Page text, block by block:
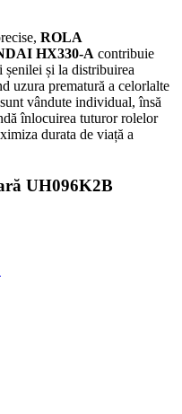
ROLA
HX330-A contribuie
șenilei și la distribuirea
uzura prematură a celorlalte
vândute individual, însă
înlocuirea tuturor rolelor
durata de viață a
UH096K2B